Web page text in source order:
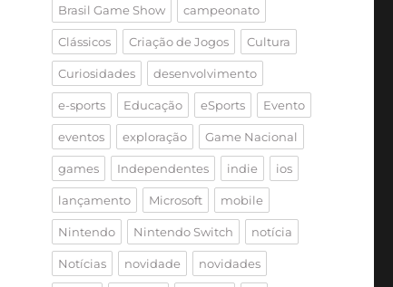
Brasil Game Show campeonato
Clássicos Criação de Jogos Cultura
Curiosidades desenvolvimento
e-sports Educação eSports Evento
eventos exploração Game Nacional
games Independentes indie ios
lançamento Microsoft mobile
Nintendo Nintendo Switch notícia
Notícias novidade novidades